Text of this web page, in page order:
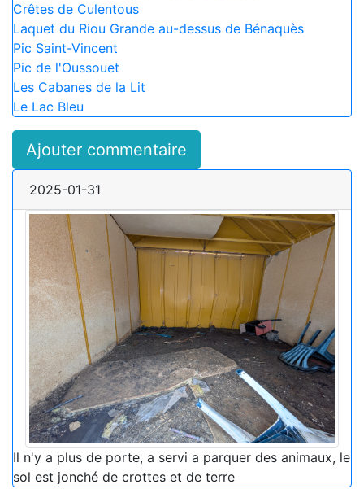
Crêtes de Culentous
Laquet du Riou Grande au-dessus de Bénaquès
Pic Saint-Vincent
Pic de l'Oussouet
Les Cabanes de la Lit
Le Lac Bleu
Ajouter commentaire
2025-01-31
Il n'y a plus de porte, a servi a parquer des animaux, le
sol est jonché de crottes et de terre